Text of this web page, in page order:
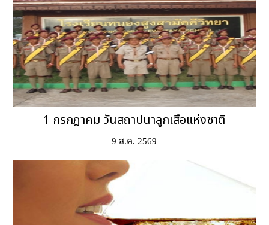
1 กรกฎาคม วันสถาปนาลูกเสือแห่งชาติ
9 ส.ค. 2569